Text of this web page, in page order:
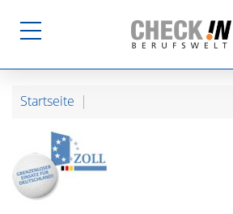
Startseite